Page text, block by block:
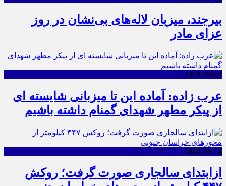
بیرجند، میزبان لاله‌های بی‌نشان در روز
عزای مادر
1404-09-02
عرب زاده: آماده این تا میزبانی شایسته ای
از پیکر مطهر شهدای گمنام داشته باشیم
1404-08-14
ازابتدای سالجاری صورت گرفت؛ روکش